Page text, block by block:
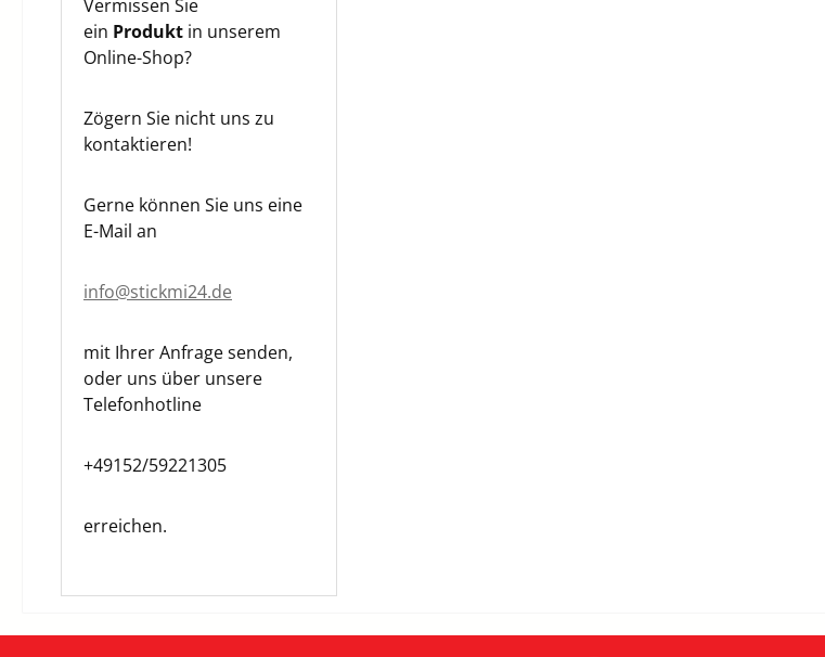
Vermissen Sie
ein Produkt in unserem
Online-Shop?
Zögern Sie nicht uns zu
kontaktieren!
Gerne können Sie uns eine
E-Mail an
info@stickmi24.de
mit Ihrer Anfrage senden,
oder uns über unsere
Telefonhotline
+49152/59221305
erreichen.